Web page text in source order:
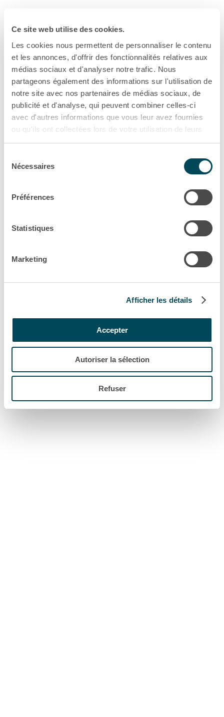
Ce site web utilise des cookies.
Les cookies nous permettent de personnaliser le contenu
et les annonces, d'offrir des fonctionnalités relatives aux
médias sociaux et d'analyser notre trafic. Nous
partageons également des informations sur l'utilisation de
notre site avec nos partenaires de médias sociaux, de
publicité et d'analyse, qui peuvent combiner celles-ci
avec d'autres informations que vous leur avez fournies
ou qu'ils ont collectées lors de votre utilisation de leurs
services.
Politique de confidentialité
Nécessaires
Préférences
Statistiques
Marketing
Afficher les détails
Accepter
Autoriser la sélection
Refuser